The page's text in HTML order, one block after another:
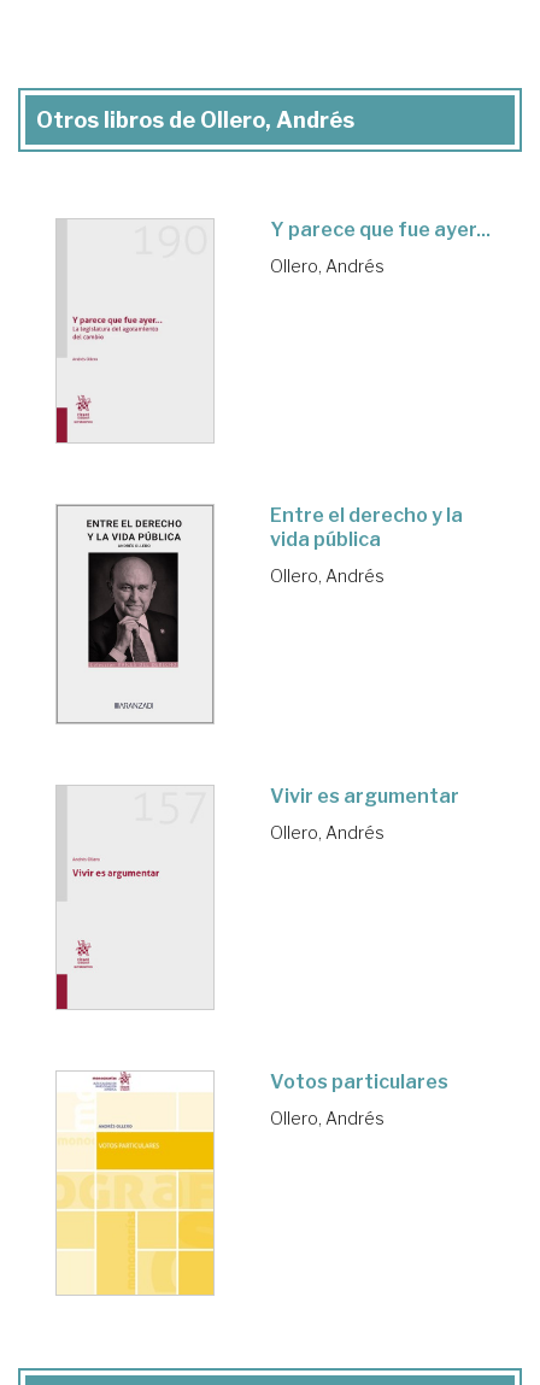
Otros libros de Ollero, Andrés
Y parece que fue ayer...
Ollero, Andrés
Entre el derecho y la
vida pública
Ollero, Andrés
Vivir es argumentar
Ollero, Andrés
Votos particulares
Ollero, Andrés